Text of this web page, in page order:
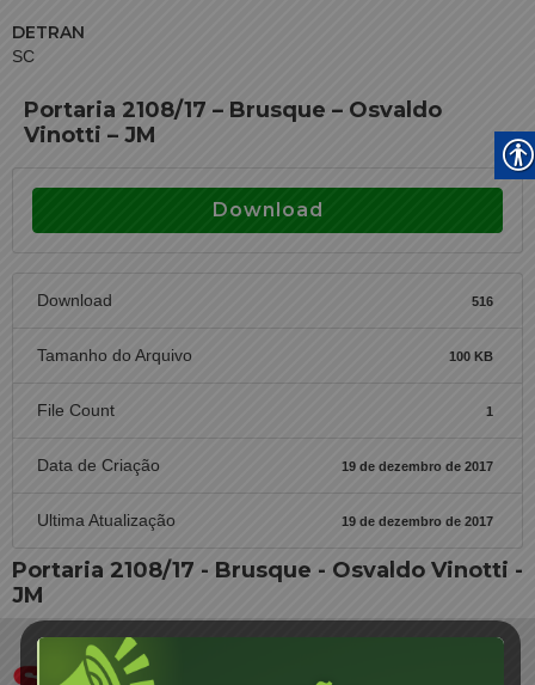
DETRAN
SC
Portaria 2108/17 – Brusque – Osvaldo
Vinotti – JM
Download
Download 516
Tamanho do Arquivo 100 KB
File Count 1
Data de Criação 19 de dezembro de 2017
Ultima Atualização 19 de dezembro de 2017
Portaria 2108/17 - Brusque - Osvaldo Vinotti -
JM